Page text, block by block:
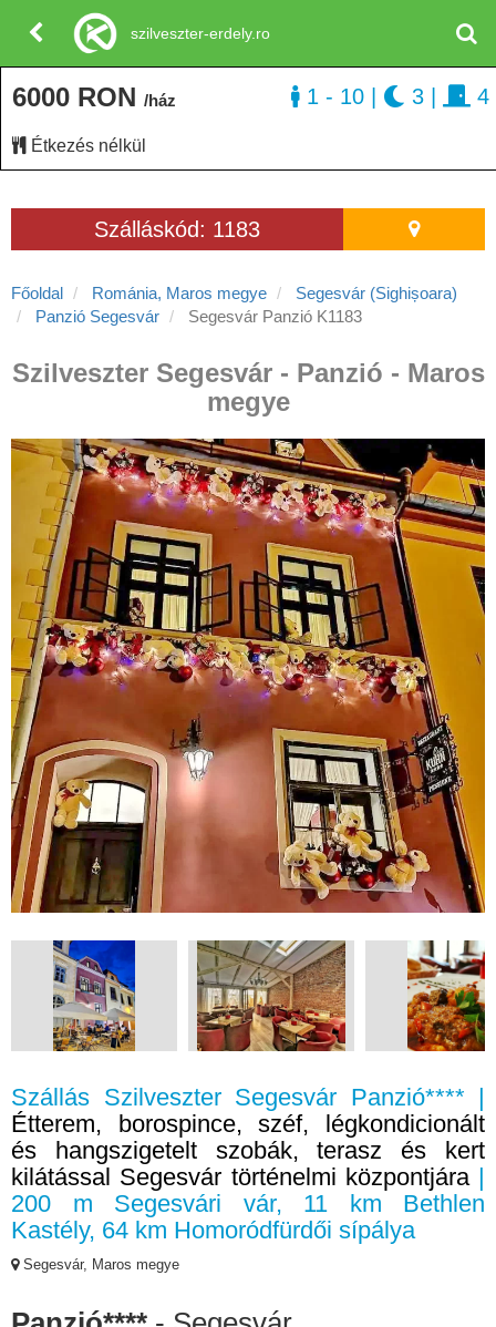
Szálláskód: 1183
Főoldal Románia, Maros megye
Segesvár (Sighișoara)
Panzió Segesvár
Segesvár Panzió K1183
Szilveszter Segesvár - Panzió - Maros
megye
Szállás Szilveszter Segesvár Panzió**** |
Étterem, borospince, széf, légkondicionált
és hangszigetelt szobák, terasz és kert
kilátással Segesvár történelmi központjára|
200 m Segesvári vár, 11 km Bethlen
Kastély, 64 km Homoródfürdői sípálya
Segesvár, Maros megye
6000 RON /ház
Étkezés nélkül
1 - 10 3 4
szilveszter-erdely.ro